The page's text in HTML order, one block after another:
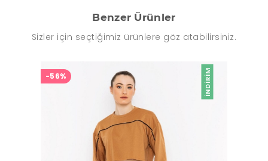
Benzer Ürünler
Sizler için seçtiğimiz ürünlere göz atabilirsiniz.
İNDIRIM
-56%